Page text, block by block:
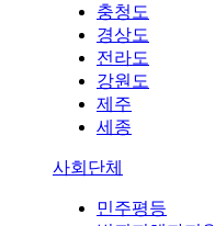
충청도
경상도
전라도
강원도
제주
세종
사회단체
민주평등